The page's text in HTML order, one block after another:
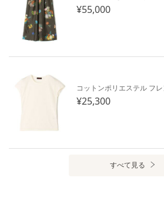
¥55,000
コットンポリエステル フ
¥25,300
すべて見る